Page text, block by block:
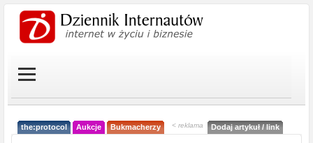
the:protocol Aukcje Bukmacherzy < reklama Dodaj artykuł / link